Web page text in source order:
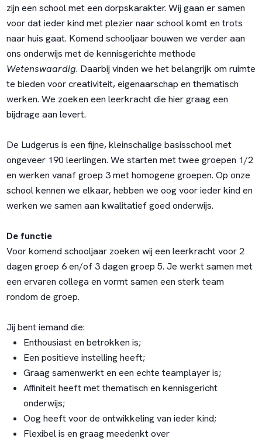
zijn een school met een dorpskarakter. Wij gaan er samen
voor dat ieder kind met plezier naar school komt en trots
naar huis gaat. Komend schooljaar bouwen we verder aan
ons onderwijs met de kennisgerichte methode
Wetenswaardig. Daarbij vinden we het belangrijk om ruimte
te bieden voor creativiteit, eigenaarschap en thematisch
werken. We zoeken een leerkracht die hier graag een
bijdrage aan levert.
De Ludgerus is een fijne, kleinschalige basisschool met
ongeveer 190 leerlingen. We starten met twee groepen 1/2
en werken vanaf groep 3 met homogene groepen. Op onze
school kennen we elkaar, hebben we oog voor ieder kind en
werken we samen aan kwalitatief goed onderwijs.
De functie
Voor komend schooljaar zoeken wij een leerkracht voor 2
dagen groep 6 en/of 3 dagen groep 5. Je werkt samen met
een ervaren collega en vormt samen een sterk team
rondom de groep.
Jij bent iemand die:
Enthousiast en betrokken is;
Een positieve instelling heeft;
Graag samenwerkt en een echte teamplayer is;
Affiniteit heeft met thematisch en kennisgericht
onderwijs;
Oog heeft voor de ontwikkeling van ieder kind;
Flexibel is en graag meedenkt over